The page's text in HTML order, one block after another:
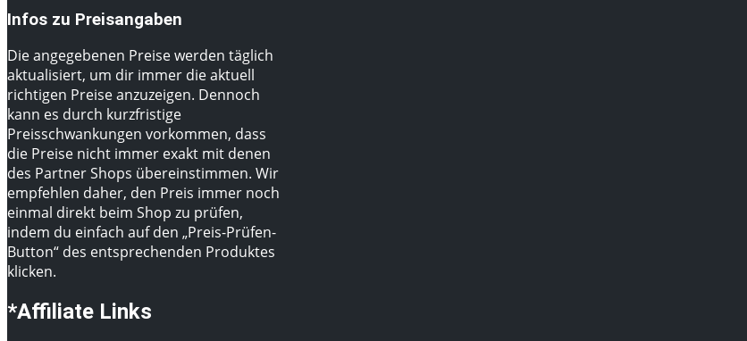
Infos zu Preisangaben
Die angegebenen Preise werden täglich
aktualisiert, um dir immer die aktuell
richtigen Preise anzuzeigen. Dennoch
kann es durch kurzfristige
Preisschwankungen vorkommen, dass
die Preise nicht immer exakt mit denen
des Partner Shops übereinstimmen. Wir
empfehlen daher, den Preis immer noch
einmal direkt beim Shop zu prüfen,
indem du einfach auf den „Preis-Prüfen-
Button“ des entsprechenden Produktes
klicken.
*Affiliate Links